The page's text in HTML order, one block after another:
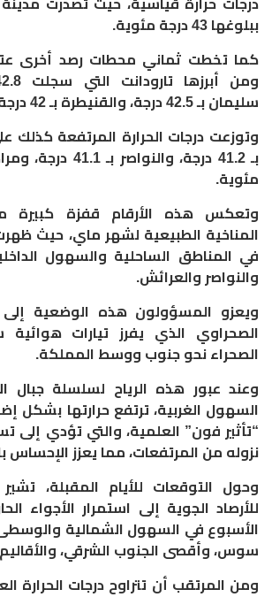
درجات حرارة قياسية، حيث تصدرت مدينة
ببلوغها 43 درجة مئوية.
كما تخطت ثماني محطات رصد أخرى عتبة
سليمان بـ 42.5 درجة، والقنيطرة بـ 42 درجة.
وتوزعت درجات الحرارة المرتفعة كذلك
مئوية.
​وتعكس هذه الأرقام قفزة كبيرة
المناخية الطبيعية لشهر ماي، حيث
في المناطق الساحلية والسهول
والنواصر والعرائش.
ويعزو المسؤولون هذه الوضعية
الصحراوي الذي يفرز تيارات
الصحراء نحو جنوب ووسط المملكة.
وعند عبور هذه الرياح لسلسلة جبال
السهول الغربية، ترتفع حرارتها بشكل
“تأثير فون” العلمية، والتي تؤدي إلى
نزوله من المرتفعات، مما يعزز الإحساس
​وحول التوقعات للأيام المقبلة، تشير
للأرصاد الجوية إلى استمرار الأجواء
الأسبوع في السهول الشمالية
سوس، وأقصى الجنوب الشرقي، والأقاليم